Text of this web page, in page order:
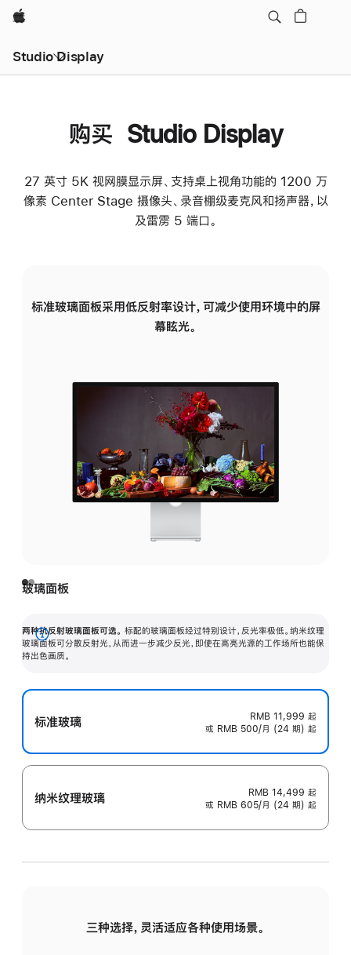
Apple
Studio Display
购买 Studio Display
27 英寸 5K 视网膜显示屏、支持桌上视角功能的 1200 万
像素 Center Stage 摄像头、录音棚级麦克风和扬声器，以
及雷雳 5 端口。
标准玻璃面板采用低反射率设计，可减少使用环境中的屏
幕眩光。
玻璃面板
两种抗反射玻璃面板可选。 标配的玻璃面板经过特别设计，反光率极低。纳米纹理
玻璃面板可分散反射光，从而进一步减少反光，即使在高亮光源的工作场所也能保
持出色画质。
展
开
标准玻璃 RMB 11,999 起
或 RMB 500/月 (24 期) 起
纳米纹理玻璃 RMB 14,499 起
或 RMB 605/月 (24 期) 起
三种选择，灵活适应各种使用场景。